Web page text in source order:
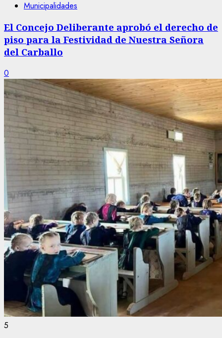
Municipalidades
El Concejo Deliberante aprobó el derecho de
piso para la Festividad de Nuestra Señora
del Carballo
0
5